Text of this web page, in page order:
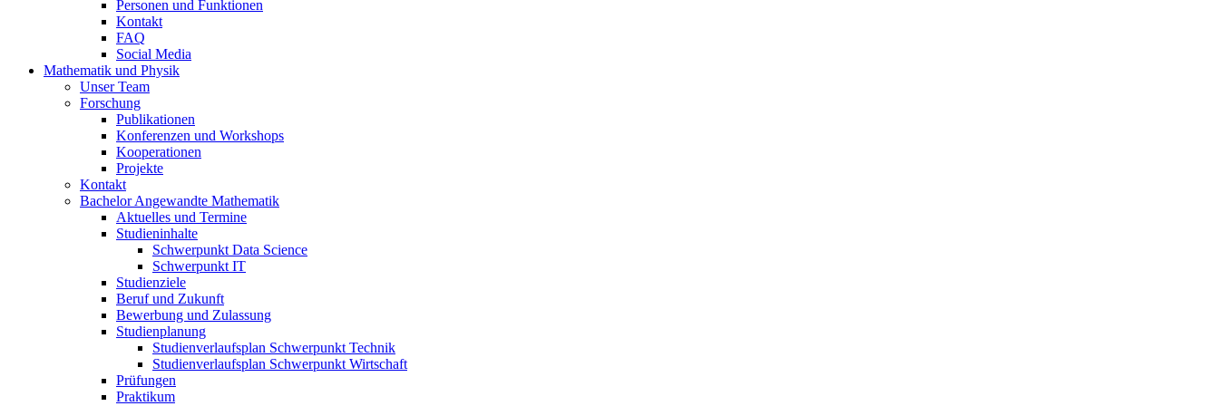
Personen und Funktionen
Kontakt
FAQ
Social Media
Mathematik und Physik
Unser Team
Forschung
Publikationen
Konferenzen und Workshops
Kooperationen
Projekte
Kontakt
Bachelor Angewandte Mathematik
Aktuelles und Termine
Studieninhalte
Schwerpunkt Data Science
Schwerpunkt IT
Studienziele
Beruf und Zukunft
Bewerbung und Zulassung
Studienplanung
Studienverlaufsplan Schwerpunkt Technik
Studienverlaufsplan Schwerpunkt Wirtschaft
Prüfungen
Praktikum